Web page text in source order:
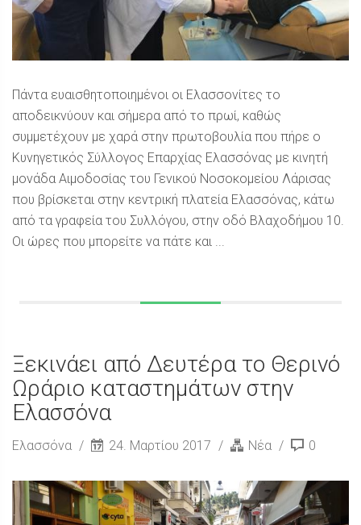
Πάντα ευαισθητοποιημένοι οι Ελασσονίτες το
αποδεικνύουν και σήμερα από το πρωί, καθώς
συμμετέχουν με χαρά στην πρωτοβουλία που πήρε ο
Κυνηγετικός Σύλλογος Επαρχίας Ελασσόνας με κινητή
μονάδα Αιμοδοσίας του Γενικού Νοσοκομείου Λάρισας
που βρίσκεται στην κεντρική πλατεία Ελασσόνας, κάτω
από τα γραφεία του Συλλόγου, στην οδό Βλαχοδήμου 10.
Οι ώρες που μπορείτε να πάτε και ...
Ξεκινάει από Δευτέρα το Θερινό
Ωράριο καταστημάτων στην
Ελασσόνα
Ελασσόνα 24. Μαρτίου 2017 Νέα 0